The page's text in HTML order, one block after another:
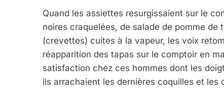
Quand les assiettes resurgissaient sur le
noires craquelées, de salade de pomme de
(crevettes) cuites à la vapeur, les voix
réapparition des tapas sur le comptoir en
satisfaction chez ces hommes dont les
ils arrachaient les dernières coquilles et les
2025, L’année La
FRANCE ISRAÉL
6